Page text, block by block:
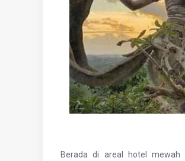
Berada di areal hotel